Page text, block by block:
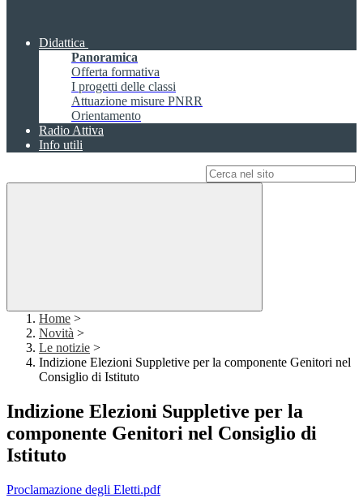
Didattica
Panoramica
Offerta formativa
I progetti delle classi
Attuazione misure PNRR
Orientamento
Radio Attiva
Info utili
Home >
Novità >
Le notizie >
Indizione Elezioni Suppletive per la componente Genitori nel
Consiglio di Istituto
Indizione Elezioni Suppletive per la
componente Genitori nel Consiglio di
Istituto
Proclamazione degli Eletti.pdf